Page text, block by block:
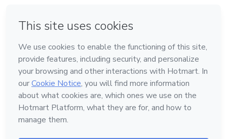
Feito com ❤ na Cidade do México
Conheça a Hotmart
Idioma
Português